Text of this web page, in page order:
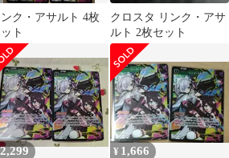
ンク・アサルト 4枚
ト
クロスタ リンク・アサ
ルト 2枚セット
2,299 ¥ 1,666